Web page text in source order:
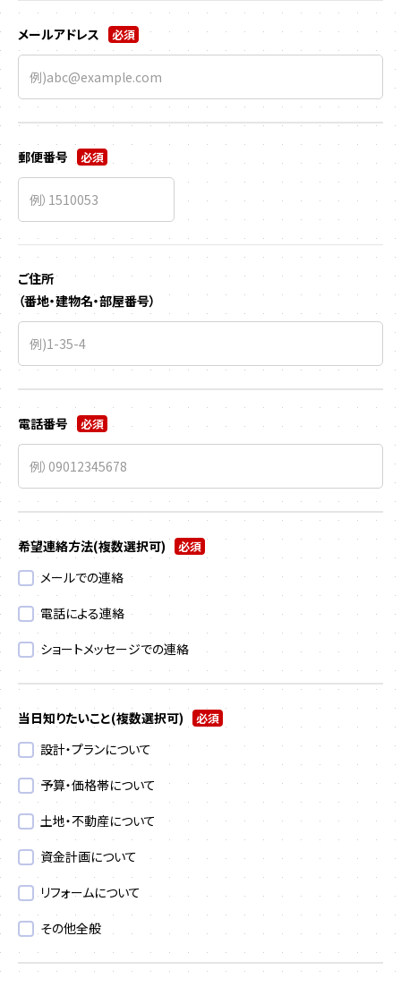
メールアドレス 必須
郵便番号 必須
ご住所
（番地・建物名・部屋番号）
電話番号 必須
希望連絡方法(複数選択可) 必須
メールでの連絡
電話による連絡
ショートメッセージでの連絡
当日知りたいこと(複数選択可) 必須
設計・プランについて
予算・価格帯について
土地・不動産について
資金計画について
リフォームについて
その他全般